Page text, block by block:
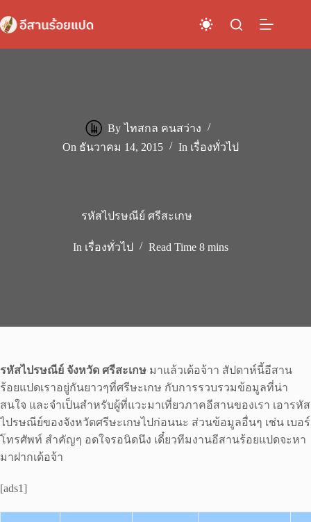
to
content
By ไทสกล คนสว่าง
On ธันวาคม 14, 2015 In เรื่องทั่วไป
รหัสไปรษณีย์ ศรีสะเกษ
In เรื่องทั่วไป Read Time 8 mins
รหัสไปรษณีย์ จังหวัด ศรีสะเกษ มาแล้วเด้อจ้าา สัปดาห์นี้อีสาน
ร้อยแปดเราอยู่กันยาวๆที่ศรีษะเกษ กับการรวบรวมข้อมูลที่น่า
สนใจ และจำเป็นสำหรับผู้ที่แวะมาเที่ยวภาคอีสานของเรา เอารหัส
ไปรษณีย์ของจังหวัดศรีษะเกษไปก่อนนะ ส่วนข้อมูลอื่นๆ เช่น เบอร์
โทรศัพท์ สำคัญๆ อดใจรอนิดนึง เดี๋ยวทีมงานอีสานร้อยแปดจะหา
มาฝากเด้อจ้า
[ads1]